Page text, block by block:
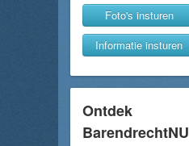
Foto's insturen
Informatie insturen
Ontdek
BarendrechtNU